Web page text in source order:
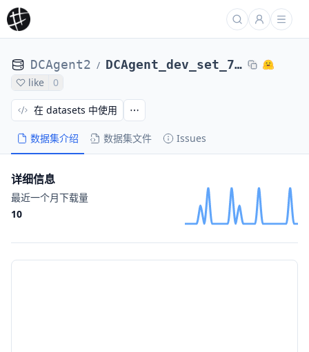
DCAgent2 / DCAgent_dev_set_71_tasks_DCAgent_nl2bash-nl2bash-bugsseq_Qwen3-8B-maxEps24-112997a313e1
like 0
数据集介绍 数据集文件 Issues
在 datasets 中使用
详细信息
最近一个月下载量
10